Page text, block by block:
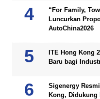
“For Family,
Luncurkan
AutoChina2026
ITE Hong Kong
Baru bagi
Sigenergy
Kong, Didukung